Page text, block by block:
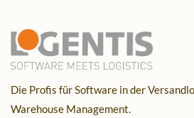
Die Profis für Software in der
Warehouse Management.